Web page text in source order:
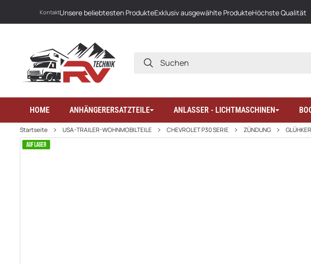
KontaktUnsere beliebtesten ProdukteExklusiv ausgewählte ProdukteHöchste Qualität
SUCHEN
HOME ANHÄNGERERSATZTEILE ANLASSER - LICHTMASCHINEN
Startseite USA-TRAILER-WOHNMOBILTEILE CHEVROLET P30 SERIE ZÜNDUNG
AUF LAGER